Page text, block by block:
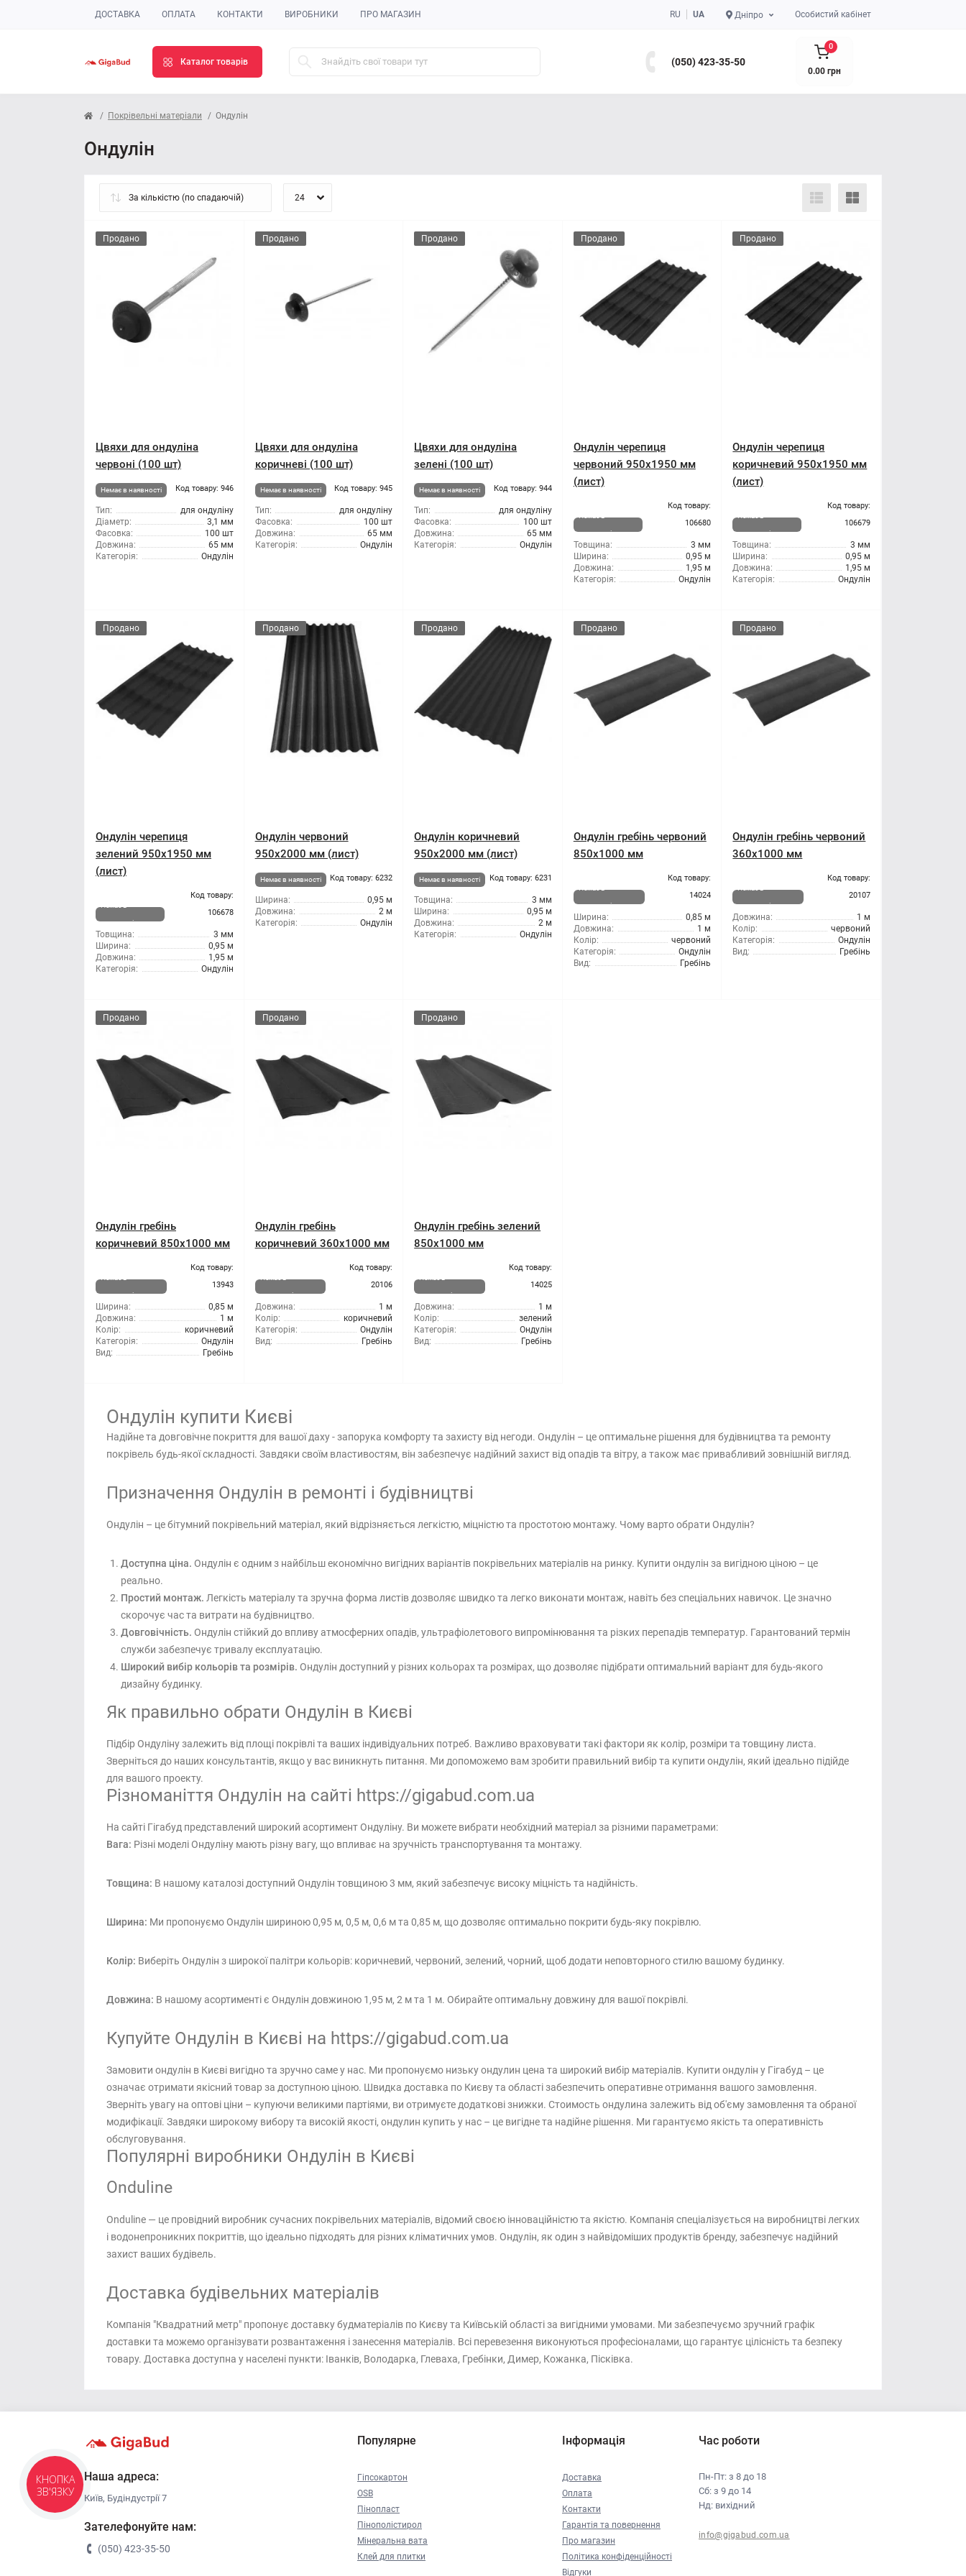
ДОСТАВКА ОПЛАТА КОНТАКТИ ВИРОБНИКИ ПРО МАГАЗИН RU UA Дніпро Особистий кабінет
Каталог товарів (050) 423-35-50
0
0.00 грн
Покрівельні матеріали Ондулін
Ондулін
Продано
Цвяхи для ондуліна
червоні (100 шт)
Немає в наявності Код товару: 946
Тип:
для ондуліну
Діаметр:
3,1 мм
Фасовка:
100 шт
Довжина:
65 мм
Категорія:
Ондулін
Продано
Цвяхи для ондуліна
коричневі (100 шт)
Немає в наявності Код товару: 945
Тип:
для ондуліну
Фасовка:
100 шт
Довжина:
65 мм
Категорія:
Ондулін
Продано
Цвяхи для ондуліна
зелені (100 шт)
Немає в наявності Код товару: 944
Тип:
для ондуліну
Фасовка:
100 шт
Довжина:
65 мм
Категорія:
Ондулін
Продано
Ондулін черепиця
червоний 950x1950 мм
(лист)
Немає в
наявності
Код товару:
106680
Товщина:
3 мм
Ширина:
0,95 м
Довжина:
1,95 м
Категорія:
Ондулін
Продано
Ондулін черепиця
коричневий 950x1950 мм
(лист)
Немає в
наявності
Код товару:
106679
Товщина:
3 мм
Ширина:
0,95 м
Довжина:
1,95 м
Категорія:
Ондулін
Продано
Ондулін черепиця
зелений 950x1950 мм
(лист)
Немає в
наявності
Код товару:
106678
Товщина:
3 мм
Ширина:
0,95 м
Довжина:
1,95 м
Категорія:
Ондулін
Продано
Ондулін червоний
950x2000 мм (лист)
Немає в наявності Код товару: 6232
Ширина:
0,95 м
Довжина:
2 м
Категорія:
Ондулін
Продано
Ондулін коричневий
950x2000 мм (лист)
Немає в наявності Код товару: 6231
Товщина:
3 мм
Ширина:
0,95 м
Довжина:
2 м
Категорія:
Ондулін
Продано
Ондулін гребінь червоний
850x1000 мм
Немає в
наявності
Код товару:
14024
Ширина:
0,85 м
Довжина:
1 м
Колір:
червоний
Категорія:
Ондулін
Вид:
Гребінь
Продано
Ондулін гребінь червоний
360x1000 мм
Немає в
наявності
Код товару:
20107
Довжина:
1 м
Колір:
червоний
Категорія:
Ондулін
Вид:
Гребінь
Продано
Ондулін гребінь
коричневий 850x1000 мм
Немає в
наявності
Код товару:
13943
Ширина:
0,85 м
Довжина:
1 м
Колір:
коричневий
Категорія:
Ондулін
Вид:
Гребінь
Продано
Ондулін гребінь
коричневий 360x1000 мм
Немає в
наявності
Код товару:
20106
Довжина:
1 м
Колір:
коричневий
Категорія:
Ондулін
Вид:
Гребінь
Продано
Ондулін гребінь зелений
850x1000 мм
Немає в
наявності
Код товару:
14025
Довжина:
1 м
Колір:
зелений
Категорія:
Ондулін
Вид:
Гребінь
Ондулін купити Києві
Надійне та довговічне покриття для вашої даху - запорука комфорту та захисту від негоди. Ондулін – це оптимальне рішення для будівництва та ремонту
покрівель будь-якої складності. Завдяки своїм властивостям, він забезпечує надійний захист від опадів та вітру, а також має привабливий зовнішній вигляд.
Призначення Ондулін в ремонті і будівництві
Ондулін – це бітумний покрівельний матеріал, який відрізняється легкістю, міцністю та простотою монтажу. Чому варто обрати Ондулін?
Доступна ціна. Ондулін є одним з найбільш економічно вигідних варіантів покрівельних матеріалів на ринку. Купити ондулін за вигідною ціною – це
реально.
Простий монтаж. Легкість матеріалу та зручна форма листів дозволяє швидко та легко виконати монтаж, навіть без спеціальних навичок. Це значно
скорочує час та витрати на будівництво.
Довговічність. Ондулін стійкий до впливу атмосферних опадів, ультрафіолетового випромінювання та різких перепадів температур. Гарантований термін
служби забезпечує тривалу експлуатацію.
Широкий вибір кольорів та розмірів. Ондулін доступний у різних кольорах та розмірах, що дозволяє підібрати оптимальний варіант для будь-якого
дизайну будинку.
Як правильно обрати Ондулін в Києві
Підбір Ондуліну залежить від площі покрівлі та ваших індивідуальних потреб. Важливо враховувати такі фактори як колір, розміри та товщину листа.
Зверніться до наших консультантів, якщо у вас виникнуть питання. Ми допоможемо вам зробити правильний вибір та купити ондулін, який ідеально підійде
для вашого проекту.
Різноманіття Ондулін на сайті https://gigabud.com.ua
На сайті Гігабуд представлений широкий асортимент Ондуліну. Ви можете вибрати необхідний матеріал за різними параметрами:
Вага: Різні моделі Ондуліну мають різну вагу, що впливає на зручність транспортування та монтажу.
Товщина: В нашому каталозі доступний Ондулін товщиною 3 мм, який забезпечує високу міцність та надійність.
Ширина: Ми пропонуємо Ондулін шириною 0,95 м, 0,5 м, 0,6 м та 0,85 м, що дозволяє оптимально покрити будь-яку покрівлю.
Колір: Виберіть Ондулін з широкої палітри кольорів: коричневий, червоний, зелений, чорний, щоб додати неповторного стилю вашому будинку.
Довжина: В нашому асортименті є Ондулін довжиною 1,95 м, 2 м та 1 м. Обирайте оптимальну довжину для вашої покрівлі.
Купуйте Ондулін в Києві на https://gigabud.com.ua
Замовити ондулін в Києві вигідно та зручно саме у нас. Ми пропонуємо низьку ондулин цена та широкий вибір матеріалів. Купити ондулін у Гігабуд – це
означає отримати якісний товар за доступною ціною. Швидка доставка по Києву та області забезпечить оперативне отримання вашого замовлення.
Зверніть увагу на оптові ціни – купуючи великими партіями, ви отримуєте додаткові знижки. Стоимость ондулина залежить від об'єму замовлення та обраної
модифікації. Завдяки широкому вибору та високій якості, ондулин купить у нас – це вигідне та надійне рішення. Ми гарантуємо якість та оперативність
обслуговування.
Популярні виробники Ондулін в Києві
Onduline
Onduline — це провідний виробник сучасних покрівельних матеріалів, відомий своєю інноваційністю та якістю. Компанія спеціалізується на виробництві легких
і водонепроникних покриттів, що ідеально підходять для різних кліматичних умов. Ондулін, як один з найвідоміших продуктів бренду, забезпечує надійний
захист ваших будівель.
Доставка будівельних матеріалів
Компанія "Квадратний метр" пропонує доставку будматеріалів по Києву та Київській області за вигідними умовами. Ми забезпечуємо зручний графік
доставки та можемо організувати розвантаження і занесення матеріалів. Всі перевезення виконуються професіоналами, що гарантує цілісність та безпеку
товару. Доставка доступна у населені пункти: Іванків, Володарка, Глеваха, Гребінки, Димер, Кожанка, Пісківка.
Наша адреса:
Київ, Будіндустрії 7
Зателефонуйте нам:
(050) 423-35-50
Популярне
Гіпсокартон
OSB
Пінопласт
Пінополістирол
Мінеральна вата
Клей для плитки
Інформація
Доставка
Оплата
Контакти
Гарантія та повернення
Про магазин
Політика конфіденційності
Відгуки
Час роботи
Пн-Пт: з 8 до 18
Сб: з 9 до 14
Нд: вихідний
info@gigabud.com.ua
КНОПКА
ЗВ'ЯЗКУ